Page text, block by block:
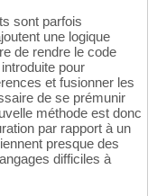
sont parfois
une logique
de rendre le code
pour
et fusionner les
de se prémunir
méthode est donc
par rapport à un
presque des
difficiles à